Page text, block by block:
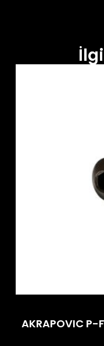
AKRAPOVIC P-